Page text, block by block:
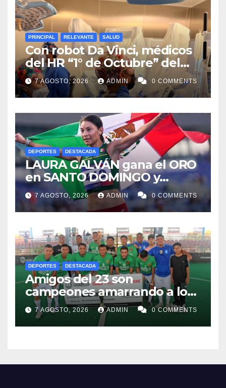
PRINCIPAL RELEVANTE SALUD
Con robot Da Vinci, médicos
del HR “1° de Octubre” del
ISSSTE retiran tumor renal a
paciente de 72 años
7 AGOSTO, 2026 ADMIN 0 COMMENTS
DEPORTES DESTACADA
LAURA GALVÁN gana el ORO
en SANTO DOMINGO y
dedica Medalla a sus padres
fallecidos
7 AGOSTO, 2026 ADMIN 0 COMMENTS
DEPORTES DESTACADA
Amigos del 23 son
campeones amarrando a los
“Perros Bravos”
7 AGOSTO, 2026 ADMIN 0 COMMENTS